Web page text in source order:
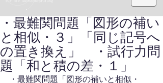
・最難関問題「図形の補い
と相似・３」「同じ記号へ
の置き換え」 ・試行力問
題「和と積の差・１」
・最難関問題「図形の補いと相似・